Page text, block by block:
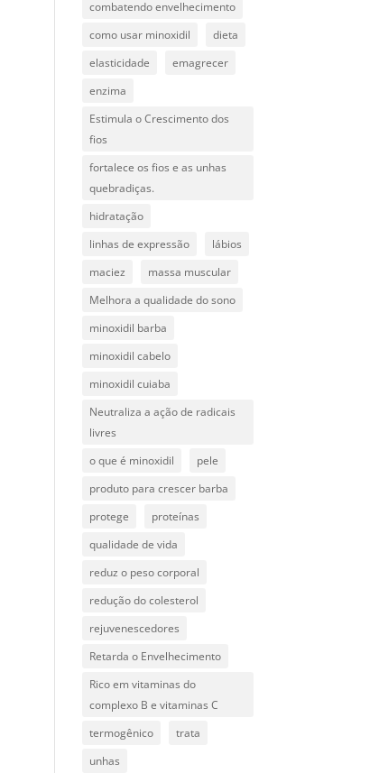
combatendo envelhecimento
como usar minoxidil
dieta
elasticidade
emagrecer
enzima
Estimula o Crescimento dos
fios
fortalece os fios e as unhas
quebradiças.
hidratação
linhas de expressão
lábios
maciez
massa muscular
Melhora a qualidade do sono
minoxidil barba
minoxidil cabelo
minoxidil cuiaba
Neutraliza a ação de radicais
livres
o que é minoxidil
pele
produto para crescer barba
protege
proteínas
qualidade de vida
reduz o peso corporal
redução do colesterol
rejuvenescedores
Retarda o Envelhecimento
Rico em vitaminas do
complexo B e vitaminas C
termogênico
trata
unhas